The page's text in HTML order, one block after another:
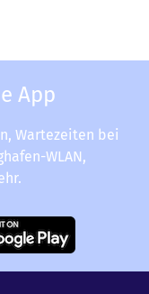
App
Wartezeiten bei
WLAN,